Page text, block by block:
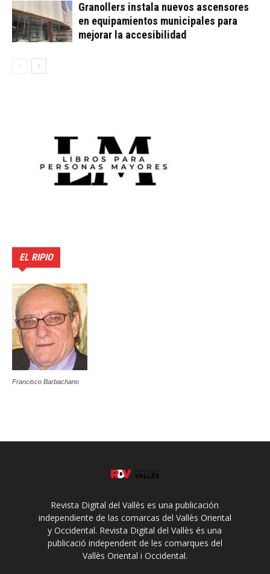
Granollers instala nuevos ascensores
en equipamientos municipales para
mejorar la accesibilidad
EL RIPIO
Francisco Barbachano
Revista Digital del Vallès es una publicación
independiente de las comarcas del Vallès Oriental
y Occidental. Revista Digital del Vallès és una
publicació independent de les comarques del
Vallès Oriental i Occidental.